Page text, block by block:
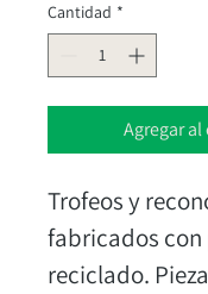
Cantidad *
Agregar
Trofeos y
fabricados
reciclado.